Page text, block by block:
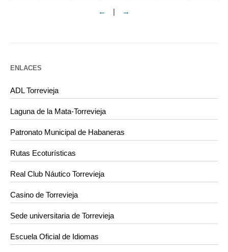
← | →
ENLACES
ADL Torrevieja
Laguna de la Mata-Torrevieja
Patronato Municipal de Habaneras
Rutas Ecoturísticas
Real Club Náutico Torrevieja
Casino de Torrevieja
Sede universitaria de Torrevieja
Escuela Oficial de Idiomas